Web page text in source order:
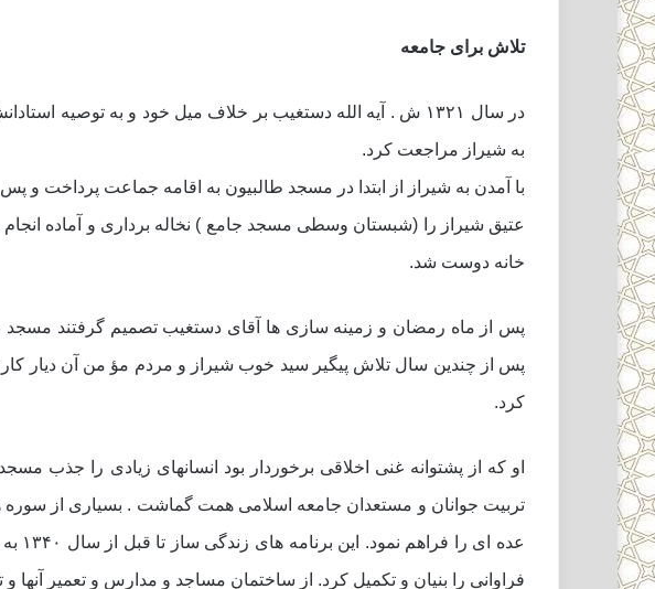
تلاش براى جامعه
در سال ۱۳۲۱ ش . آیه الله دستغیب بر خلاف میل خود و به توصیه
به شیراز مراجعت کرد.
با آمدن به شیراز از ابتدا در مسجد طالبیون به اقامه جماعت
عتیق شیراز را (شبستان وسطى مسجد جامع ) نخاله بردارى و آماده
خانه دوست شد.
پس از ماه رمضان و زمینه سازى ها آقاى دستغیب تصمیم گرفتند مسجد
پس از چندین سال تلاش پیگیر سید خوب شیراز و مردم مؤ من آن دیار
کرد.
او که از پشتوانه غنى اخلاقى برخوردار بود انسانهاى زیادى را جذب
تربیت جوانان و مستعدان جامعه اسلامى همت گماشت . بسیارى از سوره
فراوانى را بنیان و تکمیل کرد. از ساختمان مساجد و مدارس و تعمیر